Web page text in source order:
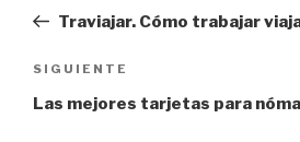
entradas
anterior:
Traviajar. Cómo trabajar
Siguiente
entrada
SIGUIENTE
Las mejores tarjetas para